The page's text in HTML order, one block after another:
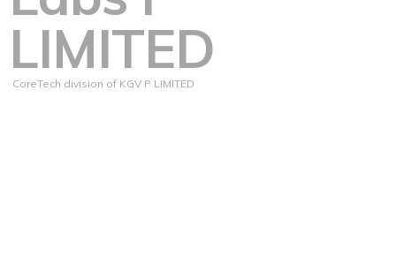
LIMITED
CoreTech division of KGV P LIMITED